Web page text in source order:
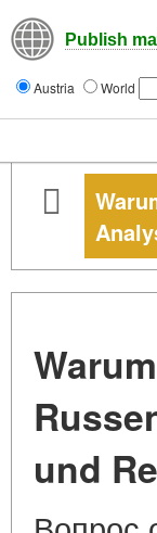
Publish
Austria World
und